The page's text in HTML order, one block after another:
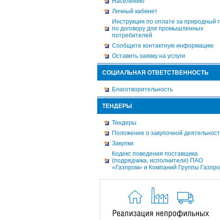
Личный кабинет
Инструкция по оплате за природный
по договору для промышленных
потребителей
Сообщите контактную информацию
Оставить заявку на услуги
СОЦИАЛЬНАЯ ОТВЕТСТВЕННОСТЬ
Благотворительность
ТЕНДЕРЫ
Тендеры
Положение о закупочной
Закупки
Кодекс поведения поставщика
(подрядчика, исполнителя) ПАО
«Газпром» и Компаний Группы